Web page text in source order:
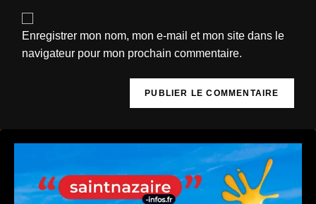
Enregistrer mon nom, mon e-mail et mon site dans le
navigateur pour mon prochain commentaire.